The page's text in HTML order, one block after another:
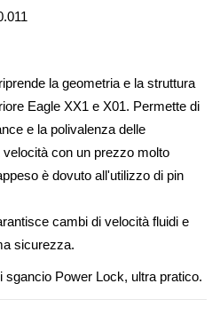
la geometria e la struttura
Eagle XX1 e X01. Permette di
e la polivalenza delle
con un prezzo molto
è dovuto all'utilizzo di pin
cambi di velocità fluidi e
sicurezza.
Power Lock, ultra pratico.